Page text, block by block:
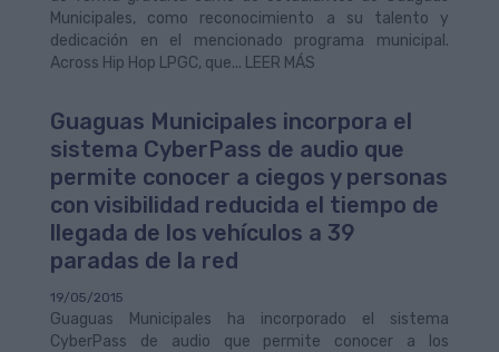
Municipales, como reconocimiento a su talento y
dedicación en el mencionado programa municipal.
Across Hip Hop LPGC, que... LEER MÁS
Guaguas Municipales incorpora el
sistema CyberPass de audio que
permite conocer a ciegos y personas
con visibilidad reducida el tiempo de
llegada de los vehículos a 39
paradas de la red
19/05/2015
Guaguas Municipales ha incorporado el sistema
CyberPass de audio que permite conocer a los